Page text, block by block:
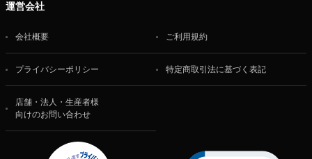
運営会社
会社概要 ご利用規約
プライバシーポリシー 特定商取引法に基づく表記
店舗・法人・生産者様
向けのお問い合わせ